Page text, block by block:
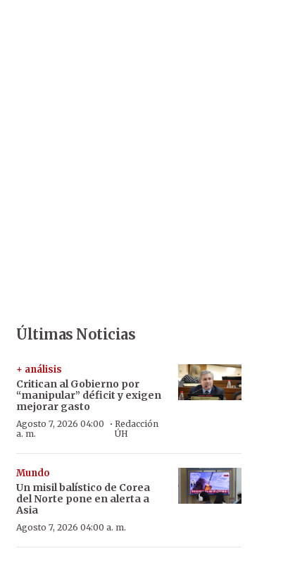
Últimas Noticias
+ análisis
Critican al Gobierno por
“manipular” déficit y exigen
mejorar gasto
Agosto 7, 2026 04:00
a. m.
· Redacción
ÚH
Mundo
Un misil balístico de Corea
del Norte pone en alerta a
Asia
Agosto 7, 2026 04:00 a. m.